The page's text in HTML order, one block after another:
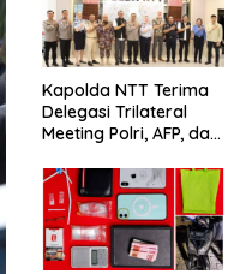
Kapolda NTT Terima
Delegasi Trilateral
Meeting Polri, AFP, dan
Pengamanan
Perbatasan